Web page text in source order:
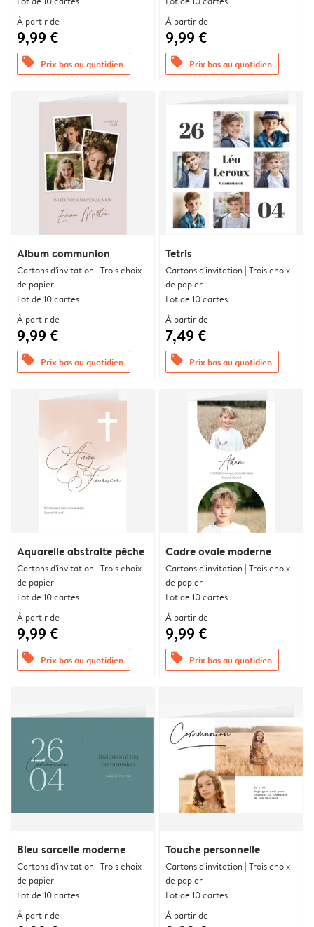
À partir de
9,99 €
offers Prix bas au quotidien
À partir de
9,99 €
offers Prix bas au quotidien
Album communion
Cartons d'invitation | Trois choix
de papier
Lot de 10 cartes
À partir de
9,99 €
offers Prix bas au quotidien
Tetris
Cartons d'invitation | Trois choix
de papier
Lot de 10 cartes
À partir de
7,49 €
offers Prix bas au quotidien
Aquarelle abstraite pêche
Cartons d'invitation | Trois choix
de papier
Lot de 10 cartes
À partir de
9,99 €
offers Prix bas au quotidien
Cadre ovale moderne
Cartons d'invitation | Trois choix
de papier
Lot de 10 cartes
À partir de
9,99 €
offers Prix bas au quotidien
Bleu sarcelle moderne
Cartons d'invitation | Trois choix
de papier
Lot de 10 cartes
À partir de
Touche personnelle
Cartons d'invitation | Trois choix
de papier
Lot de 10 cartes
À partir de